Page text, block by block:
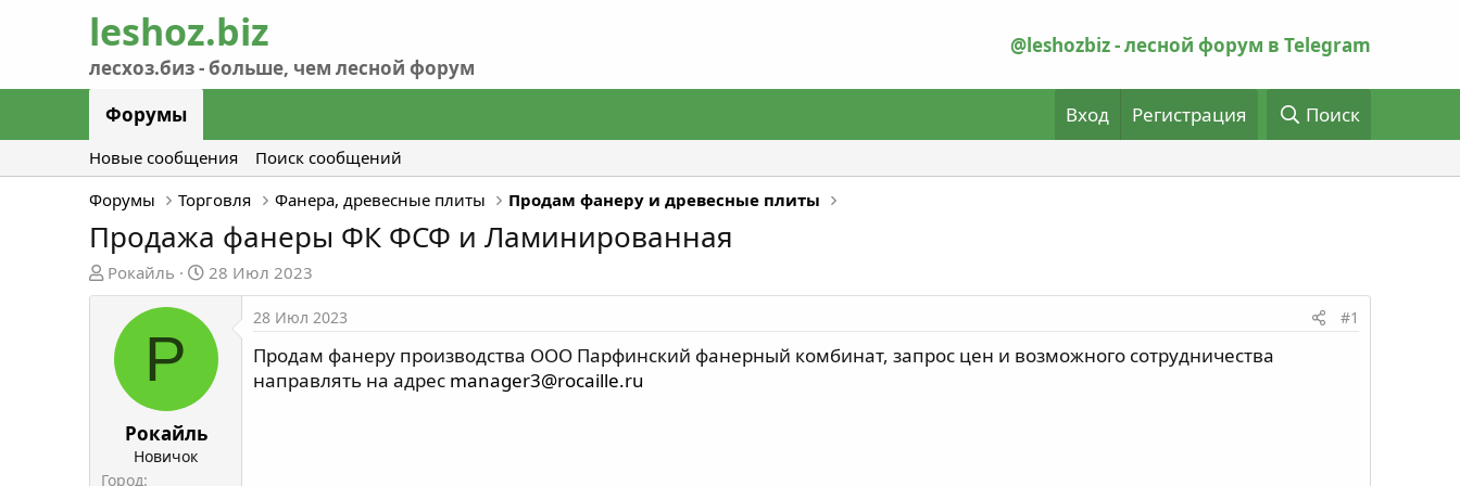
@leshozbiz - лесной форум в Telegram
Форумы Вход Регистрация Поиск
Новые сообщения
Поиск сообщений
Форумы
Торговля Фанера, древесные плиты Продам фанеру и древесные плиты
Продажа фанеры ФК ФСФ и Ламинированная
А
в
о
р
Рокайль
Д
а
а
н
а
28 Июл 2023
Р
Рокайль
Новичок
Город
28 Июл 2023 #1
Продам фанеру производства ООО Парфинский фанерный комбинат, запрос цен и возможного сотрудничества
направлять на адрес manager3@rocaille.ru